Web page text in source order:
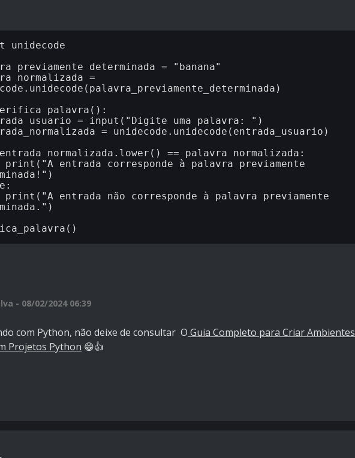
unidecode
= "banana"
=
- 08/02/2024 06:39
com Python, não deixe de consultar O Guia Completo para Criar Ambientes
Projetos Python 😁👍